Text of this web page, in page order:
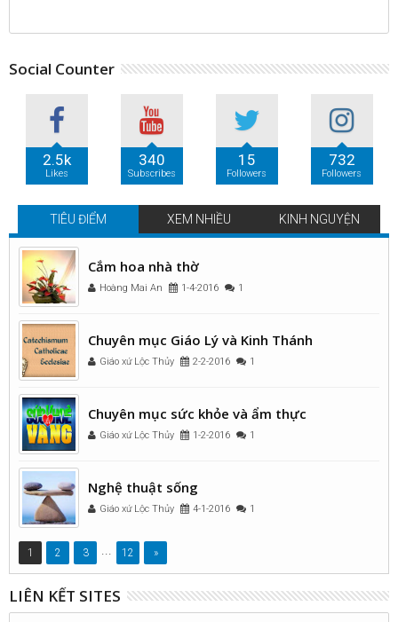
Social Counter
2.5k
Likes
340
Subscribes
15
Followers
732
Followers
TIÊU ĐIỂM XEM NHIỀU KINH NGUYỆN
Cắm hoa nhà thờ
Hoàng Mai An 1-4-2016 1
Chuyên mục Giáo Lý và Kinh Thánh
Giáo xứ Lộc Thủy 2-2-2016 1
Chuyên mục sức khỏe và ẩm thực
Giáo xứ Lộc Thủy 1-2-2016 1
Nghệ thuật sống
Giáo xứ Lộc Thủy 4-1-2016 1
1 2 3 ... 12 »
LIÊN KẾT SITES